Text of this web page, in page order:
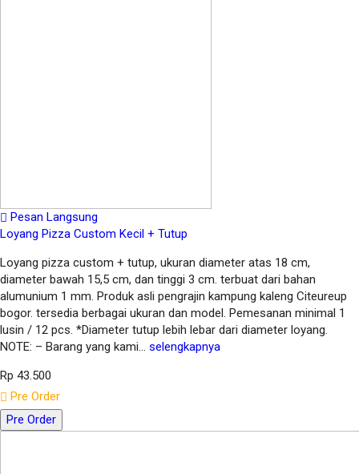
Pesan Langsung
Loyang Pizza Custom Kecil + Tutup
Loyang pizza custom + tutup, ukuran diameter atas 18 cm,
diameter bawah 15,5 cm, dan tinggi 3 cm. terbuat dari bahan
alumunium 1 mm. Produk asli pengrajin kampung kaleng Citeureup
bogor. tersedia berbagai ukuran dan model. Pemesanan minimal 1
lusin / 12 pcs. *Diameter tutup lebih lebar dari diameter loyang.
NOTE: – Barang yang kami… selengkapnya
Rp 43.500
Pre Order
Pre Order